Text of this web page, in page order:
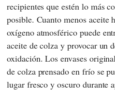
recipientes que estén lo más
posible. Cuanto menos aceite
oxígeno atmosférico puede
aceite de colza y provocar un
oxidación. Los envases
de colza prensado en frío se
lugar fresco y oscuro durante